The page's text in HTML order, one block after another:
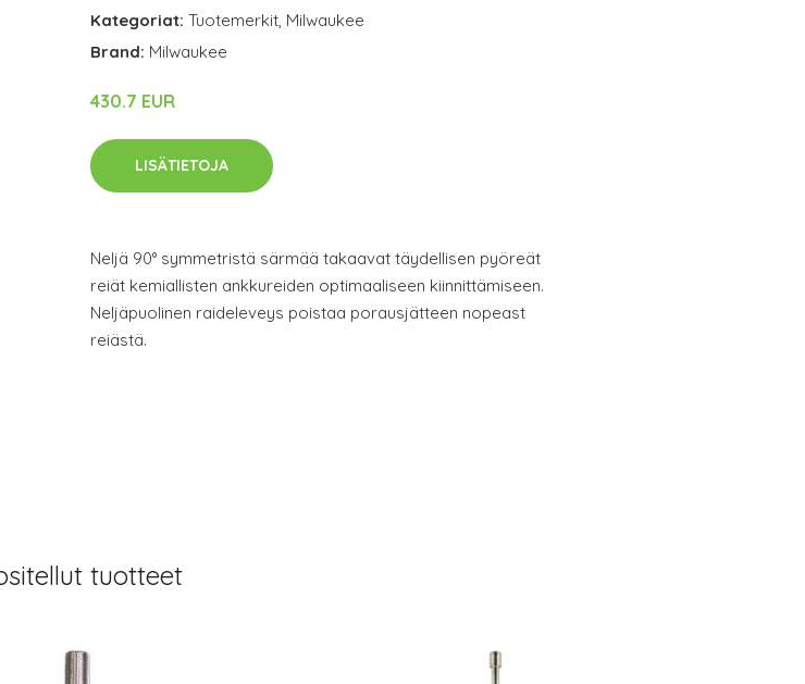
Kategoriat: Tuotemerkit, Milwaukee
Brand: Milwaukee
430.7 EUR
LISÄTIETOJA
Neljä 90° symmetristä särmää takaavat täydellisen pyöreät
reiät kemiallisten ankkureiden optimaaliseen kiinnittämiseen.
Neljäpuolinen raideleveys poistaa porausjätteen nopeast
reiästä.
tuotteet